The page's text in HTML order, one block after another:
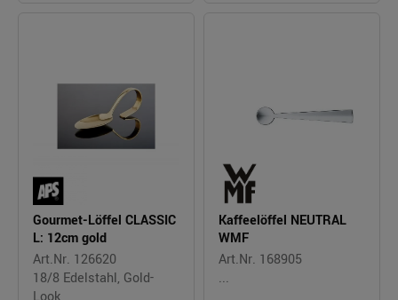
Gourmet-Löffel CLASSIC
L: 12cm gold
Art.Nr. 126620
18/8 Edelstahl, Gold-
Kaffeelöffel NEUTRAL
WMF
Art.Nr. 168905
...